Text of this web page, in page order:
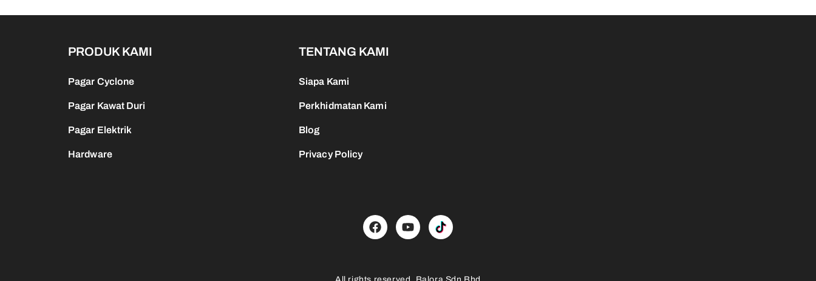
PRODUK KAMI
Pagar Cyclone
Pagar Kawat Duri
Pagar Elektrik
Hardware
TENTANG KAMI
Siapa Kami
Perkhidmatan Kami
Blog
Privacy Policy